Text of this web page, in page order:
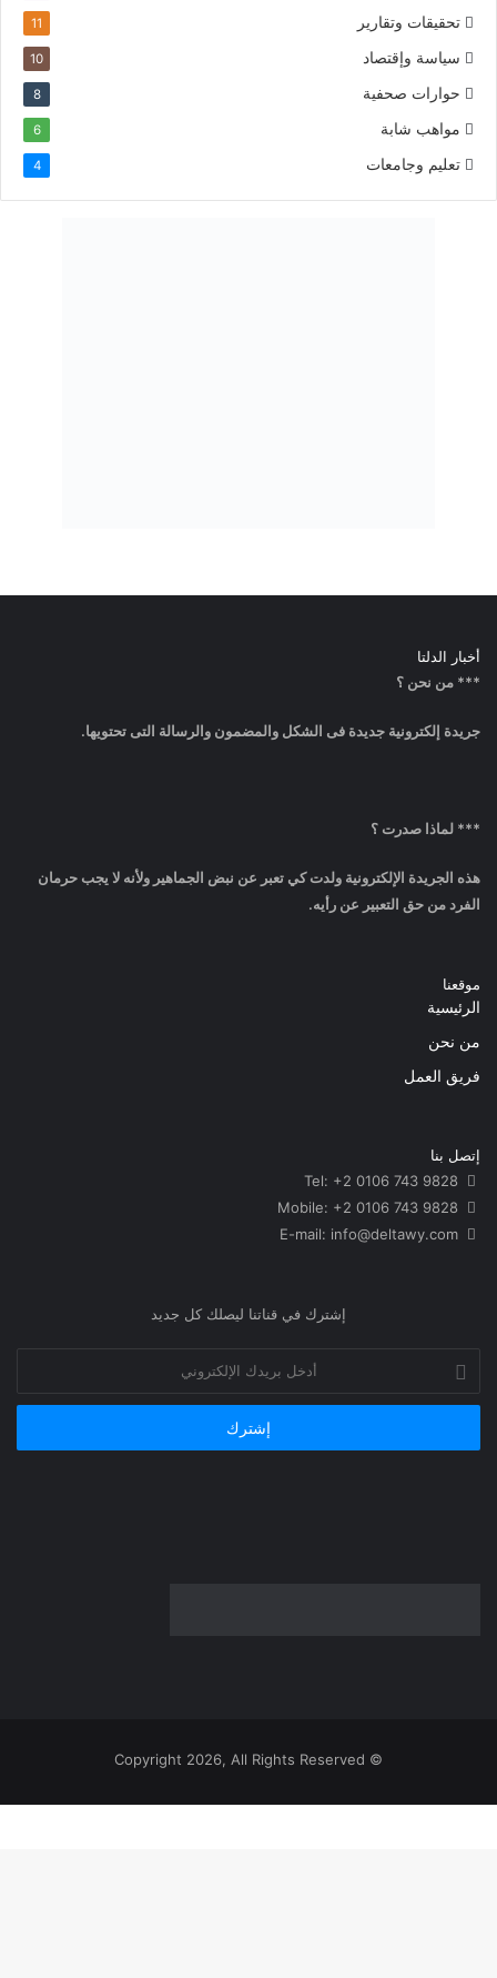
تحقيقات وتقارير 11
سياسة وإقتصاد 10
حوارات صحفية 8
مواهب شابة 6
تعليم وجامعات 4
أخبار الدلتا
*** من نحن ؟
جريدة إلكترونية جديدة فى الشكل والمضمون والرسالة التى تحتويها.
*** لماذا صدرت ؟
هذه الجريدة الإلكترونية ولدت كي تعبر عن نبض الجماهير ولأنه لا يجب حرمان
الفرد من حق التعبير عن رأيه.
موقعنا
الرئيسية
من نحن
فريق العمل
إتصل بنا
info@deltawy.com
إشترك في قناتنا ليصلك كل جديد
بريدك
الإلكتروني
© Copyright 2026, All Rights Reserved